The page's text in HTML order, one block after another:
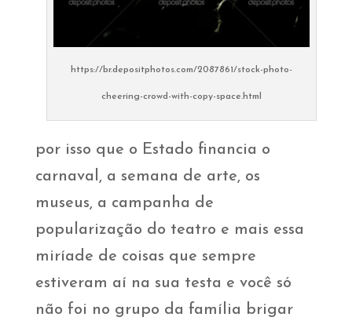
https://br.depositphotos.com/2087861/stock-photo-
cheering-crowd-with-copy-space.html
por isso que o Estado financia o
carnaval, a semana de arte, os
museus, a campanha de
popularização do teatro e mais essa
miríade de coisas que sempre
estiveram aí na sua testa e você só
não foi no grupo da família brigar